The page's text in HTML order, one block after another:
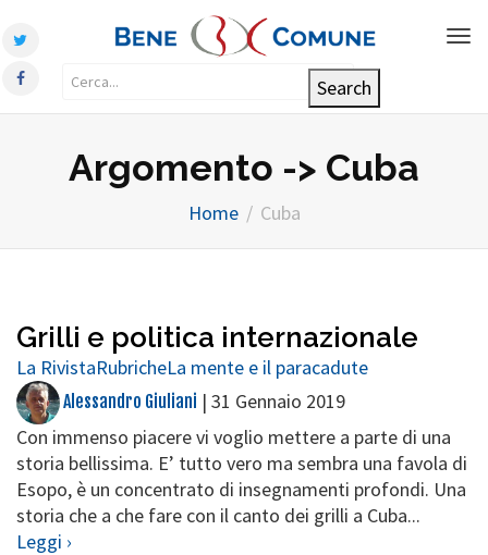
Argomento -> Cuba
Home Cuba
Grilli e politica internazionale
La RivistaRubricheLa mente e il paracadute
Alessandro Giuliani | 31 Gennaio 2019
Con immenso piacere vi voglio mettere a parte di una
storia bellissima. E’ tutto vero ma sembra una favola di
Esopo, è un concentrato di insegnamenti profondi. Una
storia che a che fare con il canto dei grilli a Cuba...
Leggi ›